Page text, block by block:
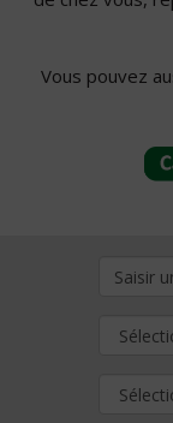
Vous pouvez